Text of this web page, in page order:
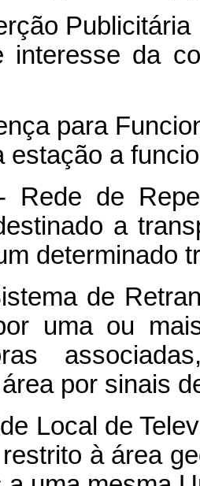
Publicitária
interesse da
para
estação a
a
determinado
de
uma ou
por sinais
de
à área